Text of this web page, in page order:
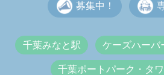
募集中！
千葉みなと駅 ケーズハーバ
千葉ポートパーク・タ